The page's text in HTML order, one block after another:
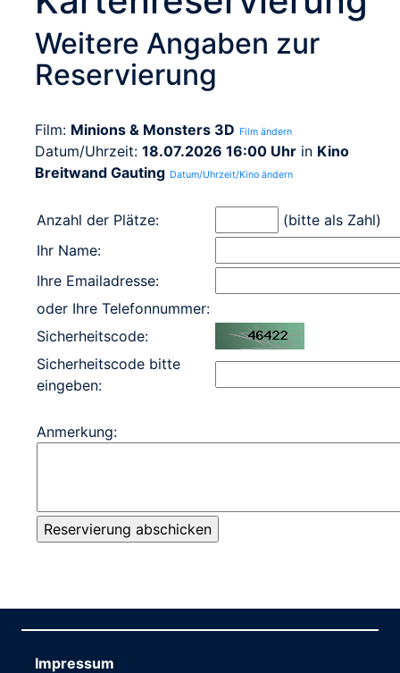
Weitere Angaben zur
Reservierung
Film: Minions & Monsters 3D Film ändern
Datum/Uhrzeit: 18.07.2026 16:00 Uhr in Kino
Breitwand Gauting Datum/Uhrzeit/Kino ändern
Anzahl der Plätze:
(bitte als Zahl)
Ihr Name:
Ihre Emailadresse:
oder Ihre Telefonnummer:
Sicherheitscode:
Sicherheitscode bitte
eingeben:
Anmerkung:
Impressum